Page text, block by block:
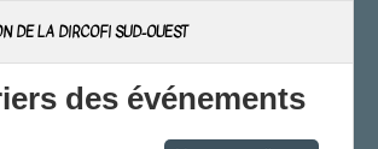
DE LA DIRCOFI SUD-OUEST
des événements